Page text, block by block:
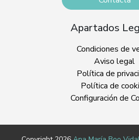
Apartados
Condiciones de
Aviso legal
Política de
Política de
Configuración de